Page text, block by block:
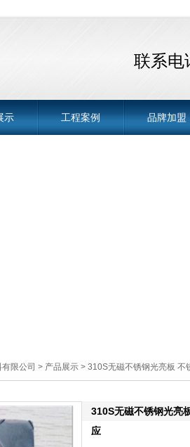
示 工程案例 品牌加盟
联系电
限公司 > 产品展示 > 310S无磁不锈钢光亮板 不
310S无磁不锈钢光亮
应